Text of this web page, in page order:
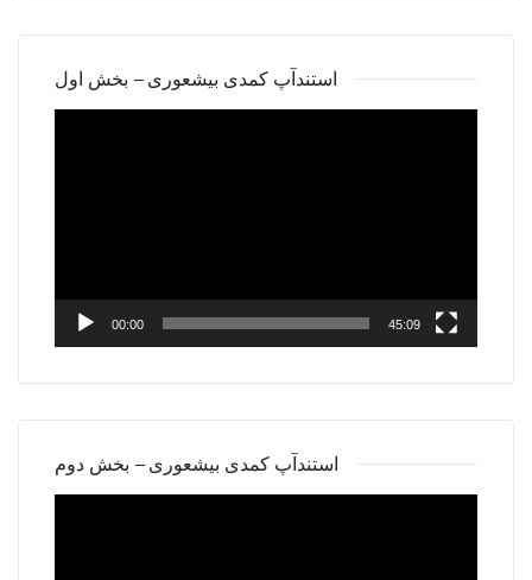
استندآپ کمدی بیشعوری – بخش اول
00:00 45:09
استندآپ کمدی بیشعوری – بخش دوم